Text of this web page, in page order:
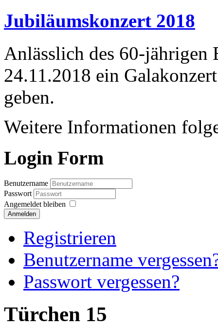
Jubiläumskonzert 2018
Anlässlich des 60-jährigen
24.11.2018 ein
geben.
Weitere Informationen
Login Form
Benutzername
Passwort
Angemeldet bleiben
Anmelden
Registrieren
Benutzername
Passwort vergessen?
Türchen 15